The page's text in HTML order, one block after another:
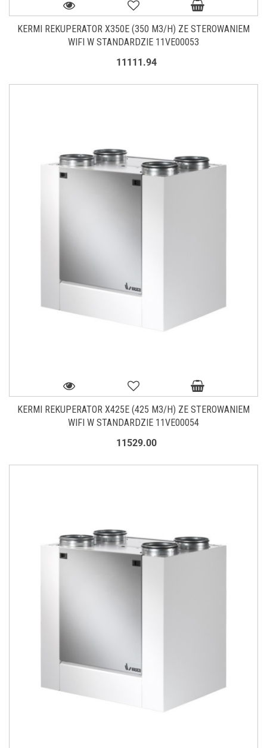
KERMI REKUPERATOR X350E (350 M3/H) ZE STEROWANIEM
WIFI W STANDARDZIE 11VE00053
11111.94
KERMI REKUPERATOR X425E (425 M3/H) ZE STEROWANIEM
WIFI W STANDARDZIE 11VE00054
11529.00